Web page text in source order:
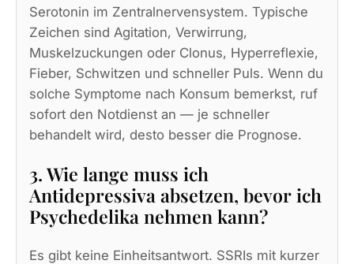
Serotonin im Zentralnervensystem. Typische
Zeichen sind Agitation, Verwirrung,
Muskelzuckungen oder Clonus, Hyperreflexie,
Fieber, Schwitzen und schneller Puls. Wenn du
solche Symptome nach Konsum bemerkst, ruf
sofort den Notdienst an — je schneller
behandelt wird, desto besser die Prognose.
3. Wie lange muss ich
Antidepressiva absetzen, bevor ich
Psychedelika nehmen kann?
Es gibt keine Einheitsantwort. SSRIs mit kurzer